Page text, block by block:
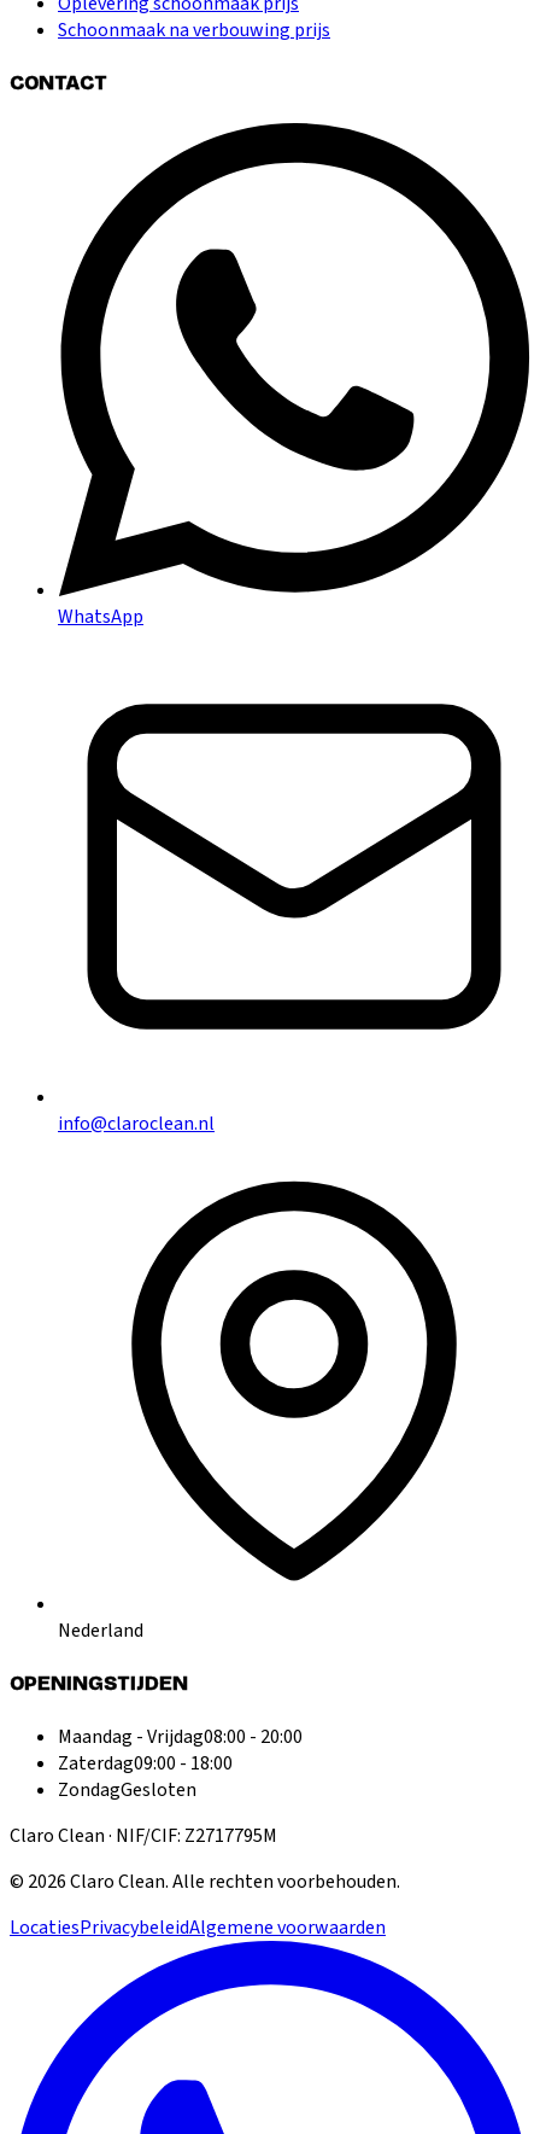
Schoonmaak na verbouwing prijs
CONTACT
WhatsApp
info@claroclean.nl
Nederland
OPENINGSTIJDEN
Maandag - Vrijdag08:00 - 20:00
Zaterdag09:00 - 18:00
ZondagGesloten
Claro Clean · NIF/CIF: Z2717795M
© 2026Claro Clean.Alle rechten voorbehouden.
LocatiesPrivacybeleidAlgemene voorwaarden